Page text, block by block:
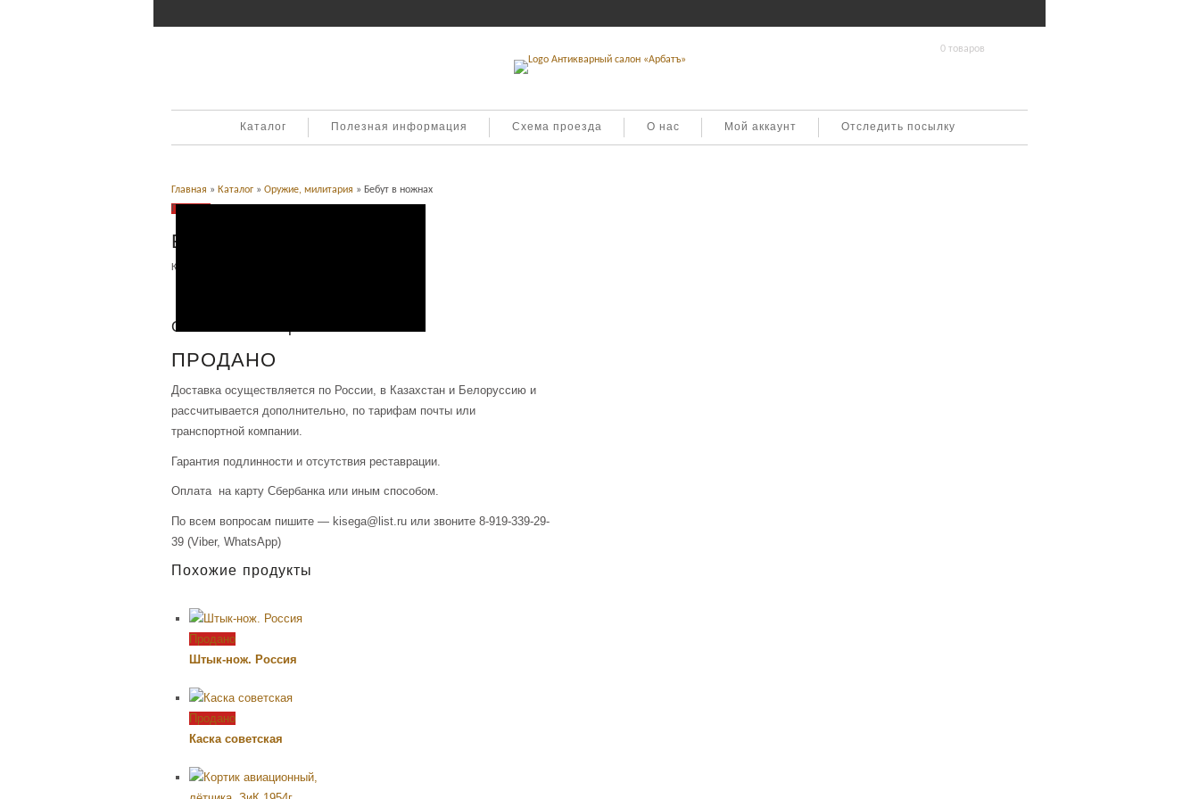
0 товаров
Каталог Полезная информация Схема проезда О нас Мой аккаунт Отследить посылку
Главная » Каталог » Оружие, милитария » Бебут в ножнах
Продано
Бебут в ножнах
Категория:
Описание товара
ПРОДАНО
Доставка осуществляется по России, в Казахстан и Белоруссию и
рассчитывается дополнительно, по тарифам почты или
транспортной компании.
Гарантия подлинности и отсутствия реставрации.
Оплата на карту Сбербанка или иным способом.
По всем вопросам пишите — kisega@list.ru или звоните 8-919-339-29-
39 (Viber, WhatsApp)
Похожие продукты
Продано
Штык-нож. Россия
Продано
Каска советская